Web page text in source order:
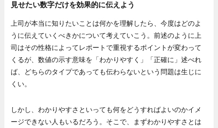
見せたい数字だけを効果的に伝えよう
上司が本当に知りたいことは何かを理解したら、今度はどのよ
うに伝えていくべきかについて考えていこう。前述のように上
司はその性格によってレポートで重視するポイントが変わって
くるが、数値の示す意味を「わかりやすく」「正確に」述べれ
ば、どちらのタイプであっても伝わらないという問題は生じに
くい。
しかし、わかりやすさといっても何をどうすればよいのかイメ
ージできない人もいるだろう。そこで、まずわかりやすさとは